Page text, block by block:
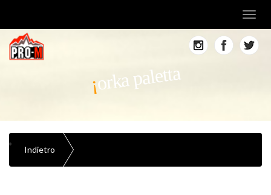
orka paletta
Indietro